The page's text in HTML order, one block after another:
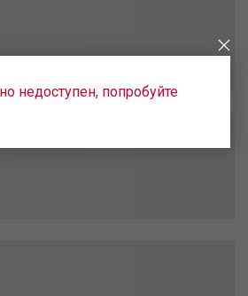
недоступен, попробуйте